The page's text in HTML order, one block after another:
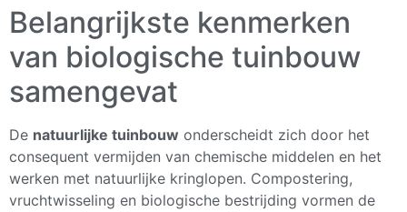
Belangrijkste kenmerken
van biologische tuinbouw
samengevat
De natuurlijke tuinbouw onderscheidt zich door het
consequent vermijden van chemische middelen en het
werken met natuurlijke kringlopen. Compostering,
vruchtwisseling en biologische bestrijding vormen de